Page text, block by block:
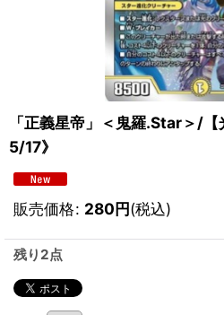
「正義星帝」＜鬼羅.Star＞/
5/17》
販売価格: 280円(税込)
残り2点